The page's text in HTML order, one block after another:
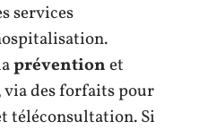
services
préventionet
via des forfaits pour
téléconsultation. Si